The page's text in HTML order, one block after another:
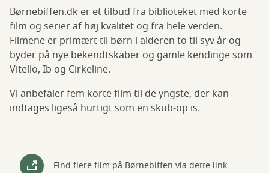
Børnebiffen.dk er et tilbud fra biblioteket med korte
film og serier af høj kvalitet og fra hele verden.
Filmene er primært til børn i alderen to til syv år og
byder på nye bekendtskaber og gamle kendinge som
Vitello, Ib og Cirkeline.
Vi anbefaler fem korte film til de yngste, der kan
indtages ligeså hurtigt som en skub-op is.
Find flere film på Børnebiffen via dette link.